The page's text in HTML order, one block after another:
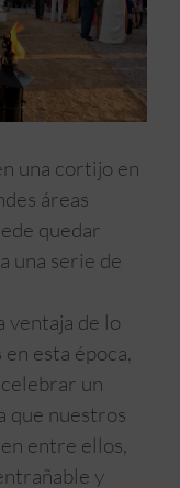
una cortijo en
áreas
quedar
una serie de
ventaja de lo
esta época,
un
que nuestros
entre ellos,
y